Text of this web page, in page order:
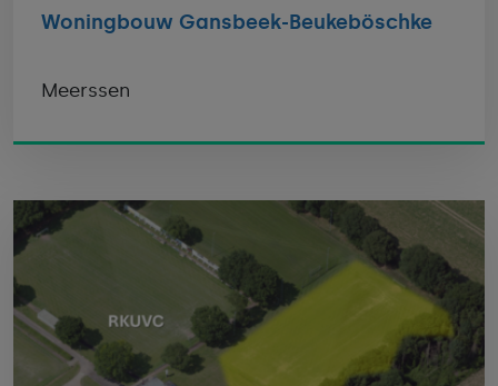
Woningbouw Gansbeek-Beukeböschke
Meerssen